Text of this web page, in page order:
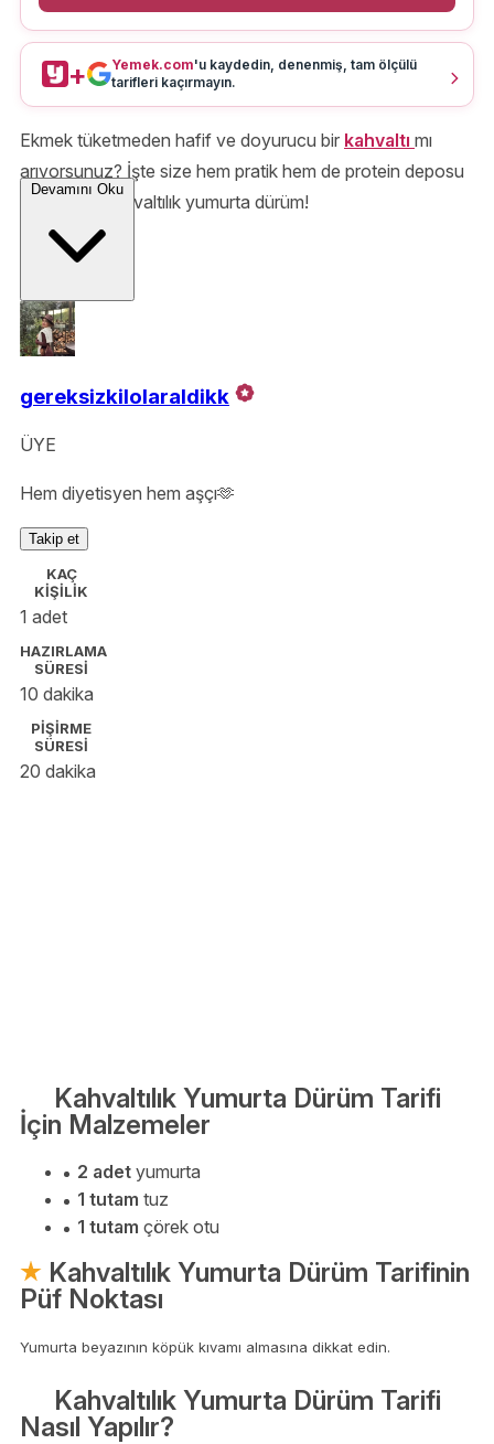
+ Yemek.com'u kaydedin, denenmiş, tam ölçülü
tarifleri kaçırmayın.
Ekmek tüketmeden hafif ve doyurucu bir kahvaltı mı
arıyorsunuz? İşte size hem pratik hem de protein deposu
bir dürüm: Kahvaltılık yumurta dürüm!
Devamını Oku
gereksizkilolaraldikk
ÜYE
Hem diyetisyen hem aşçı🫶
Takip et
KAÇ
KİŞİLİK
1 adet
HAZIRLAMA
SÜRESİ
10 dakika
PİŞİRME
SÜRESİ
20 dakika
Kahvaltılık Yumurta Dürüm Tarifi
İçin Malzemeler
2 adet yumurta
1 tutam tuz
1 tutam çörek otu
Kahvaltılık Yumurta Dürüm Tarifinin
Püf Noktası
Yumurta beyazının köpük kıvamı almasına dikkat edin.
Kahvaltılık Yumurta Dürüm Tarifi
Nasıl Yapılır?